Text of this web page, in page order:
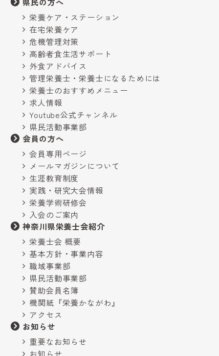
栄養ケア・ステーション
在宅栄養ケア
危機管理対策
高齢者食生活サポート
外食アドバイス
管理栄養士・栄養士になるためには
栄養士のおすすめメニュー
求人情報
Youtube公式チャンネル
県民活動事業部
会員の方へ
会員専用ページ
メールマガジンについて
生涯教育制度
実践・研究大会情報
栄養学術研修会
入会のご案内
神奈川県栄養士会紹介
栄養士会 概要
基本方針・事業内容
職域事業部
県民活動事業部
賛助会員名簿
機関紙『栄養かながわ』
アクセス
お知らせ
重要なお知らせ
お知らせ